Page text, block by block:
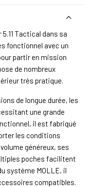
Tactical dans sa
fonctionnel avec un
partir en mission
de nombreux
très pratique.
de longue durée, les
une grande
il est fabriqué
les conditions
généreux, ses
poches facilitent
système MOLLE, il
compatibles.